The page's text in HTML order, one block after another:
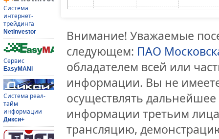
Система
интернет-
трейдинга
NetInvestor
Сервис
EasyMANi
Система реал-
тайм
информации
Дикси+
Внимание! Уважаемые
следующем: ПАО
обладателем всей или
информации. Вы не
осуществлять
информации третьим
трансляцию,